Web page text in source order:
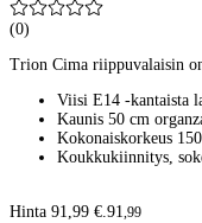
(0)
Trion Cima riippuvalaisin
Viisi E14 -kantaista
Kaunis 50 cm
Kokonaiskorkeus
Koukkukiinnitys,
Hinta 91,99 €.91,99